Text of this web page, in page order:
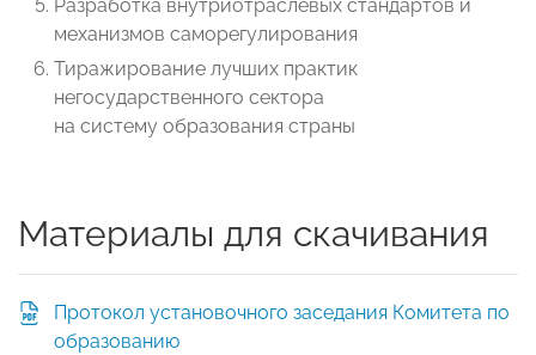
Разработка внутриотраслевых стандартов и
механизмов саморегулирования
Тиражирование лучших практик
негосударственного сектора
на систему образования страны
Материалы для скачивания
Протокол установочного заседания Комитета по
образованию